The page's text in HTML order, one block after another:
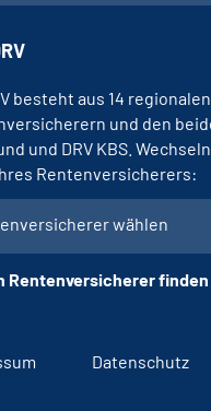
besteht aus 14 regionalen
und den
und DRV KBS.
Rentenversicherers:
wählen
Rentenversicherer finden
Datenschutz